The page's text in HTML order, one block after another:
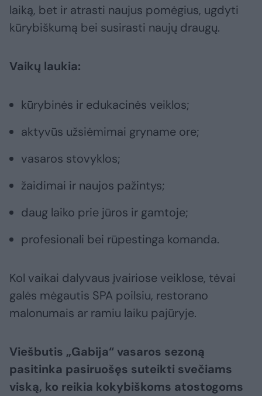
laiką, bet ir atrasti naujus pomėgius, ugdyti
kūrybiškumą bei susirasti naujų draugų.
Vaikų laukia:
kūrybinės ir edukacinės veiklos;
aktyvūs užsiėmimai gryname ore;
vasaros stovyklos;
žaidimai ir naujos pažintys;
daug laiko prie jūros ir gamtoje;
profesionali bei rūpestinga komanda.
Kol vaikai dalyvaus įvairiose veiklose, tėvai
galės mėgautis SPA poilsiu, restorano
malonumais ar ramiu laiku pajūryje.
Viešbutis „Gabija“ vasaros sezoną
pasitinka pasiruošęs suteikti svečiams
viską, ko reikia kokybiškoms atostogoms